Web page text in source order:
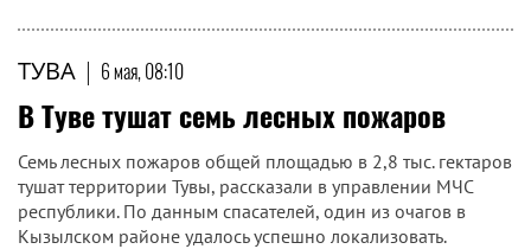
ТУВА | 6 мая, 08:10
В Туве тушат семь лесных пожаров
Семь лесных пожаров общей площадью в 2,8 тыс. гектаров
тушат территории Тувы, рассказали в управлении МЧС
республики. По данным спасателей, один из очагов в
Кызылском районе удалось успешно локализовать.